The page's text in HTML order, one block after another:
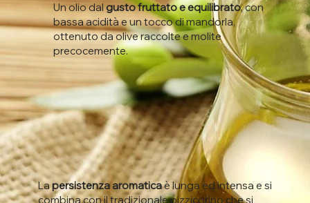
Un olio dalgusto fruttato e equilibrato, con
bassa acidità e un tocco di mandorla,
ottenuto da olive raccolte e molite
precocemente.
Lapersistenza aromaticaè lunga ed intensa e si
combina con il tradizionale pizzicorino che si